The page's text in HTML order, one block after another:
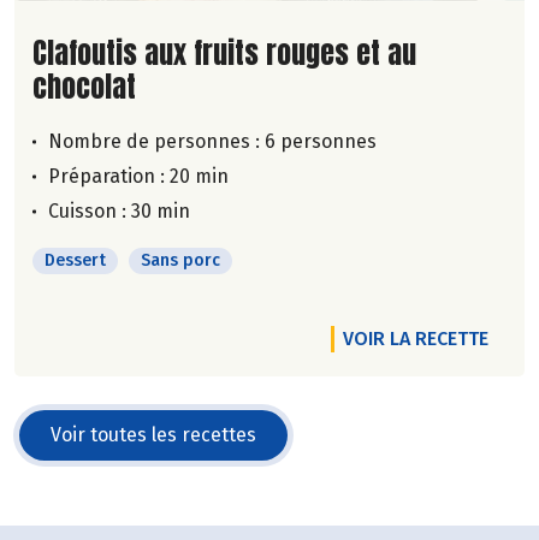
Lire la suite de la recette
Clafoutis aux fruits rouges et au
chocolat
Nombre de personnes : 6 personnes
Préparation : 20 min
Cuisson : 30 min
Dessert Sans porc
VOIR LA RECETTE
Voir toutes les recettes